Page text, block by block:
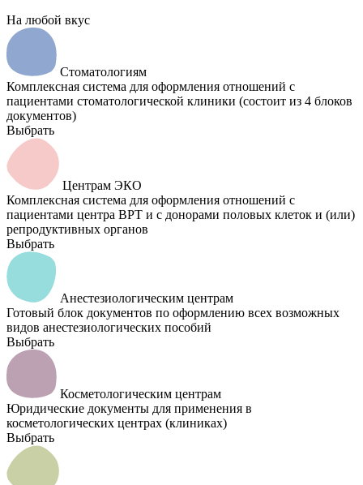
На любой вкус
Стоматологиям
Комплексная система для оформления отношений с
пациентами стоматологической клиники (состоит из 4 блоков
документов)
Выбрать
Центрам ЭКО
Комплексная система для оформления отношений с
пациентами центра ВРТ и с донорами половых клеток и (или)
репродуктивных органов
Выбрать
Анестезиологическим центрам
Готовый блок документов по оформлению всех возможных
видов анестезиологических пособий
Выбрать
Косметологическим центрам
Юридические документы для применения в
косметологических центрах (клиниках)
Выбрать